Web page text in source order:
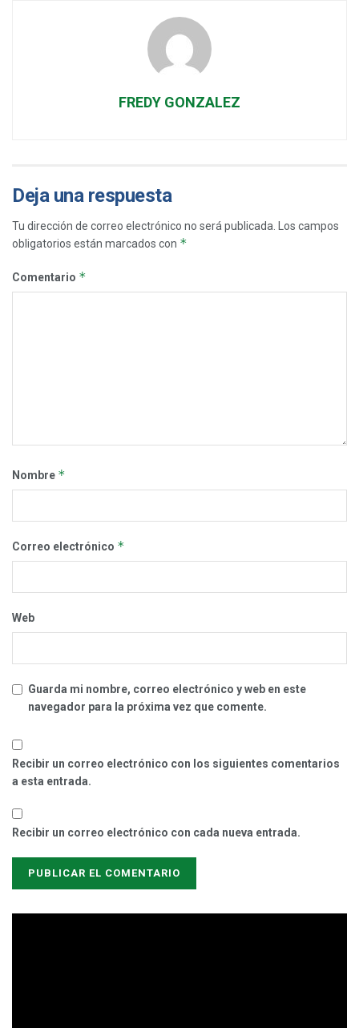
FREDY GONZALEZ
Deja una respuesta
Tu dirección de correo electrónico no será publicada. Los campos
obligatorios están marcados con *
Comentario *
Nombre *
Correo electrónico *
Web
Guarda mi nombre, correo electrónico y web en este
navegador para la próxima vez que comente.
Recibir un correo electrónico con los siguientes comentarios
a esta entrada.
Recibir un correo electrónico con cada nueva entrada.